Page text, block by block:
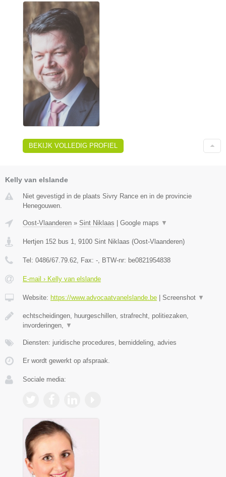
BEKIJK VOLLEDIG PROFIEL
Kelly van elslande
Niet gevestigd in de plaats Sivry Rance en in de provincie
Henegouwen.
Oost-Vlaanderen » Sint Niklaas Google maps ▼
Hertjen 152 bus 1 9100 Sint Niklaas (Oost-Vlaanderen)
Tel: 0486/67.79.62 , Fax: - , BTW-nr: be0821954838
E-mail › Kelly van elslande
Website: https://www.advocaatvanelslande.be Screenshot ▼
echtscheidingen, huurgeschillen, strafrecht, politiezaken,
invorderingen,
▼
Diensten: juridische procedures, bemiddeling, advies
Er wordt gewerkt op afspraak.
Sociale media: